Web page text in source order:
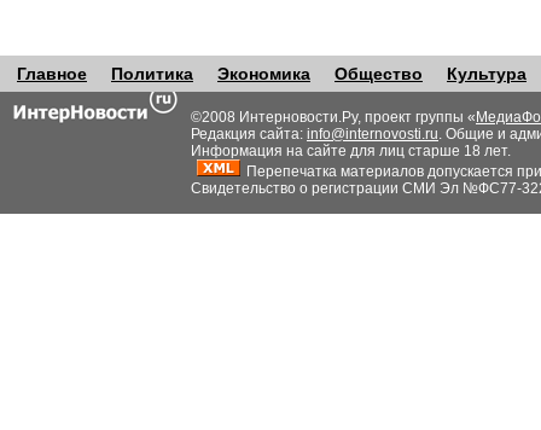
Главное Политика Экономика Общество Культура
©2008 Интерновости.Ру, проект группы «
Редакция сайта: info@internovosti.ru. Общие и
Информация на сайте для лиц старше 18 лет.
Перепечатка материалов допускается
Свидетельство о регистрации СМИ Эл №ФС77-